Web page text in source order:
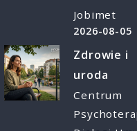
Jobimet
2026-08-05
Zdrowie i
uroda
Centrum